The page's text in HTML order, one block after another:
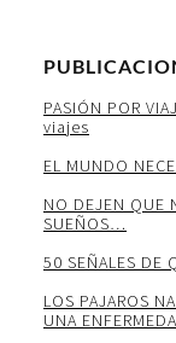
PASIÓN POR
viajes
EL MUNDO
NO DEJEN QUE
SUEÑOS…
50 SEÑALES DE
LOS PAJAROS
UNA